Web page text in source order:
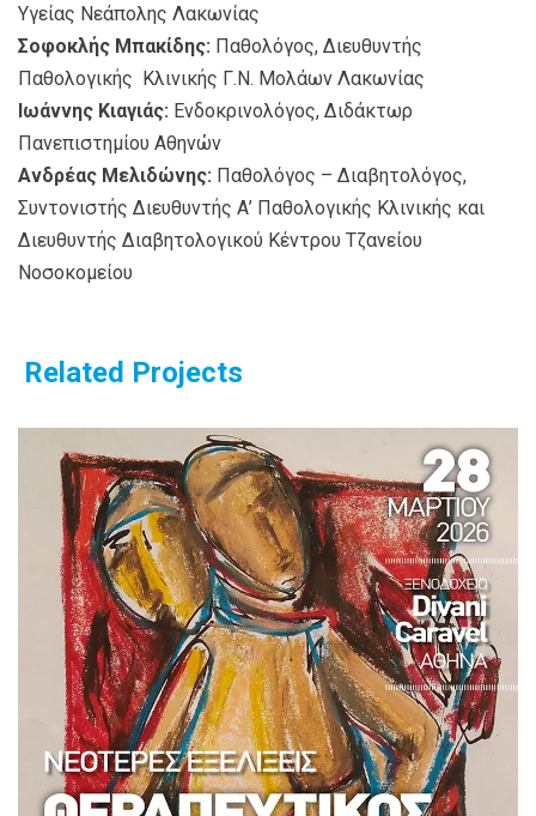
Υγείας Νεάπολης Λακωνίας
Σοφοκλής Μπακίδης: Παθολόγος, Διευθυντής
Παθολογικής Κλινικής Γ.Ν. Μολάων Λακωνίας
Ιωάννης Κιαγιάς: Ενδοκρινολόγος, Διδάκτωρ
Πανεπιστημίου Αθηνών
Ανδρέας Μελιδώνης: Παθολόγος – Διαβητολόγος,
Συντονιστής Διευθυντής Α’ Παθολογικής Κλινικής και
Διευθυντής Διαβητολογικού Κέντρου Τζανείου
Νοσοκομείου
Related Projects